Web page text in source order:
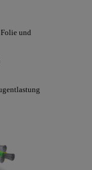
und